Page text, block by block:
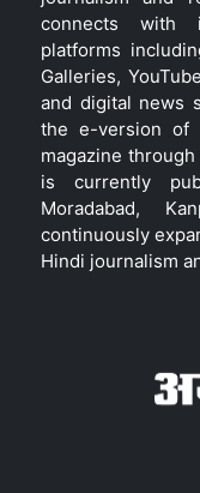
connects with
platforms
Galleries,
and digital news
the e-version of
magazine
is currently
Moradabad,
continuously
Hindi journalism